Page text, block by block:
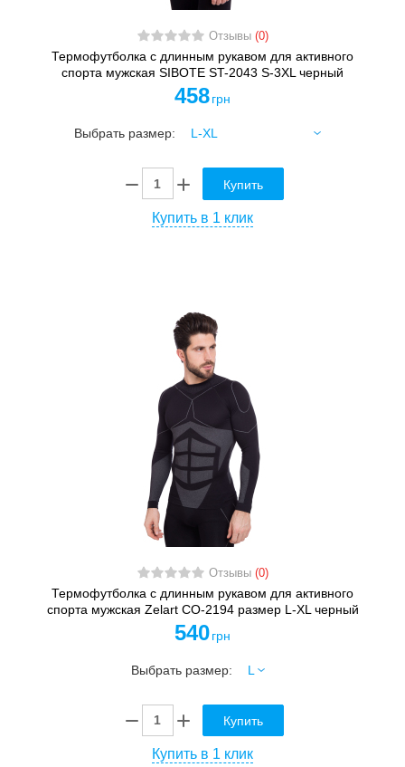
Отзывы (0)
Термофутболка с длинным рукавом для активного
спорта мужская SIBOTE ST-2043 S-3XL черный
458 грн
Выбрать размер:
Купить
Купить в 1 клик
Отзывы (0)
Термофутболка с длинным рукавом для активного
спорта мужская Zelart CO-2194 размер L-XL черный
540 грн
Выбрать размер:
Купить
Купить в 1 клик